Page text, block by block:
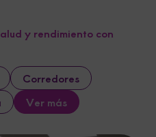
y rendimiento con
Corredores
Ver más